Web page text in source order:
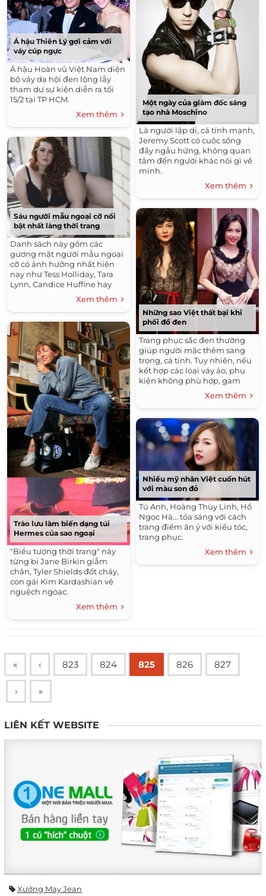
Á hậu Thiên Lý gợi cảm với
váy cúp ngực
Á hậu Hoàn vũ Việt Nam diện
bộ váy dạ hội đen lộng lẫy
tham dự sự kiện diễn ra tối
15/2 tại TP HCM.
Xem thêm
Sáu người mẫu ngoại cỡ nổi
bật nhất làng thời trang
Danh sách này gồm các
gương mặt người mẫu ngoại
cỡ có ảnh hưởng nhất hiện
nay như Tess Holliday, Tara
Lynn, Candice Huffine hay
Xem thêm
Trào lưu làm biến dạng túi
Hermes của sao ngoại
"Biểu tượng thời trang" này
từng bị Jane Birkin giẫm
chân, Tyler Shields đốt cháy,
con gái Kim Kardashian vẽ
nguệch ngoạc.
Xem thêm
Một ngày của giám đốc sáng
tạo nhà Moschino
Là người lập dị, cá tính mạnh,
Jeremy Scott có cuộc sống
đầy ngẫu hứng, không quan
tâm đến người khác nói gì về
mình.
Xem thêm
Những sao Việt thất bại khi
phối đồ đen
Trang phục sắc đen thường
giúp người mặc thêm sang
trọng, cá tính. Tuy nhiên, nếu
kết hợp các loại váy áo, phụ
kiện không phù hợp, gam
màu này dễ phản tác dụng.
Xem thêm
Nhiều mỹ nhân Việt cuốn hút
với màu son đỏ
Tú Anh, Hoàng Thùy Linh, Hồ
Ngọc Hà... tỏa sáng với cách
trang điểm ăn ý với kiểu tóc,
trang phục.
Xem thêm
« ‹ 823 824 825 826 827
› »
LIÊN KẾT WEBSITE
Xưởng May Jean